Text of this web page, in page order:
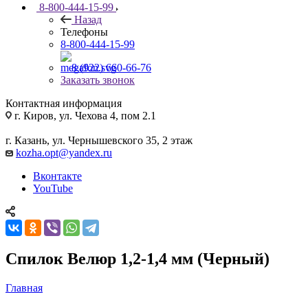
8-800-444-15-99
Назад
Телефоны
8-800-444-15-99
8 (922) 660-66-76
Заказать звонок
Контактная информация
г. Киров, ул. Чехова 4, пом 2.1
г. Казань, ул. Чернышевского 35, 2 этаж
kozha.opt@yandex.ru
Вконтакте
YouTube
Спилок Велюр 1,2-1,4 мм (Черный)
Главная